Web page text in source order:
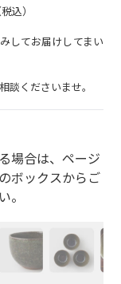
込）
してお届けしてまい
談くださいませ。
場合は、ページ
ボックスからご
。